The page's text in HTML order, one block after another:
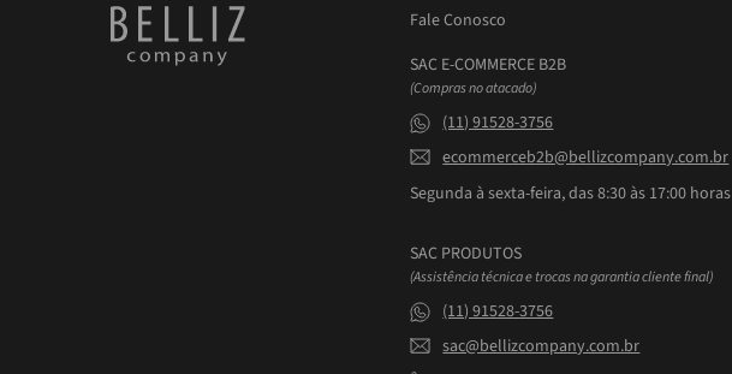
Fale Conosco
SAC E-COMMERCE B2B
(Compras no atacado)
(11) 91528-3756
ecommerceb2b@bellizcompany.com.br
Segunda à sexta-feira, das 8:30 às 17:00 horas
SAC PRODUTOS
(Assistência técnica e trocas na garantia cliente final)
(11) 91528-3756
sac@bellizcompany.com.br